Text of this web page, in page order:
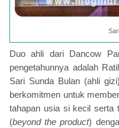
Duo ahli dari Dancow
pengetahunnya adalah
Sari Sunda Bulan (ahli
berkomitmen untuk
tahapan usia si kecil serta
(beyond the product)